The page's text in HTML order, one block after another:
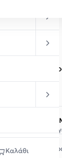
Καλάθι
Αυτό το
Δωρεάν
Σε
Κωδικός